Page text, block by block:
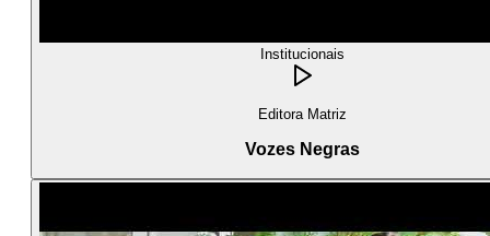
Institucionais
Editora Matriz
Vozes Negras